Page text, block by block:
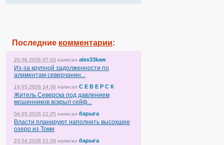
Последние комментарии:
20.06.2026 07:33 написал alex33kaw
Из-за крупной задолженности по
алиментам северчанин...
19.05.2026 14:30 написал С Е В Е Р С К
Житель Северска под давлением
мошенников вскрыл сейф...
04.05.2026 21:25 написал барыга
Власти планируют наполнить высохшее
озеро из Томи
23.04.2026 21:39 написал барыга